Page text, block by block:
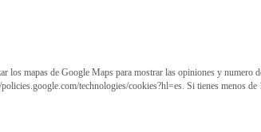
Restaurante
mapas de Google Maps para mostrar las opiniones y numero
technologies/cookies?hl=es. Si tienes menos de